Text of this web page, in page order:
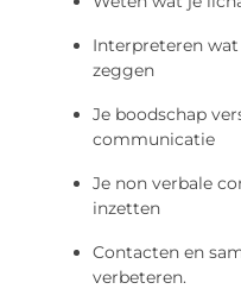
Interpreteren
zeggen
Je boodschap
communicatie
Je non verbale
inzetten
Contacten en
verbeteren.